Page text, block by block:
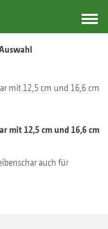
mit 12,5 cm und 16,6 cm
mit 12,5 cm und 16,6 cm
auch für